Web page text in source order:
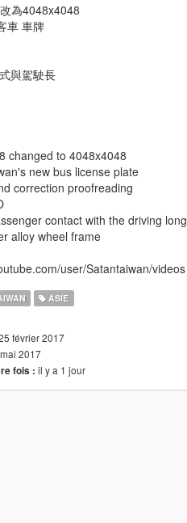
為4048x4048
車 車牌
與駕駛長
changed to 4048x4048
new bus license plate
correction proofreading
contact with the driving long
alloy wheel frame
user/Satantaiwan/videos
ASIE
février 2017
2017
fois : il y a 1 jour